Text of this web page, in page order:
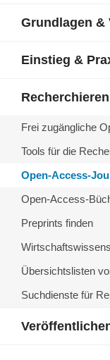
Grundlagen &
Einstieg &
Recherchieren
Frei zugängliche
Tools für die
Open-Access-
Open-Access-
Preprints finden
Übersichtslisten
Suchdienste für